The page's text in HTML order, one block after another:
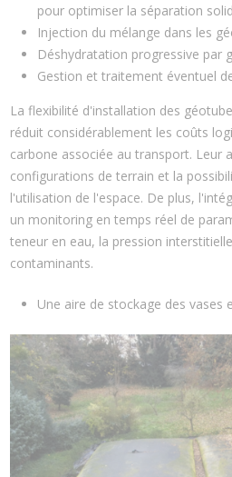
pour optimiser la séparation
Injection du mélange dans les
Déshydratation progressive par
Gestion et traitement éventuel
La flexibilité d'installation des
réduit considérablement les coûts
carbone associée au transport. Leur
configurations de terrain et la
l'utilisation de l'espace. De plus,
un monitoring en temps réel de
teneur en eau, la pression
contaminants.
Une aire de stockage des vases